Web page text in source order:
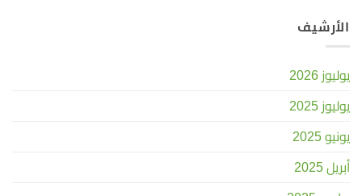
الأرشيف
يوليوز 2026
يوليوز 2025
يونيو 2025
أبريل 2025